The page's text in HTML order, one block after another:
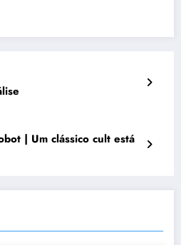
| Um clássico cult está